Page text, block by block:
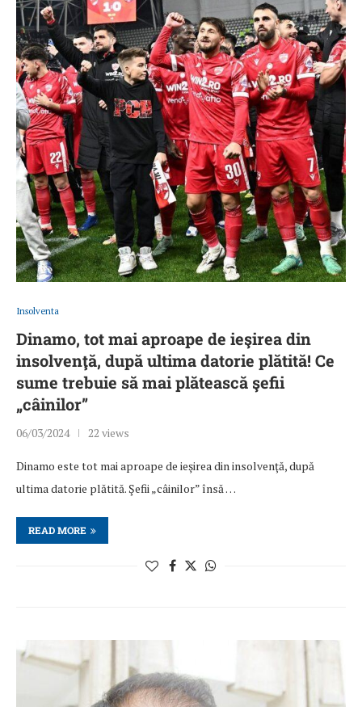
Insolventa
Dinamo, tot mai aproape de ieşirea din
insolvenţă, după ultima datorie plătită! Ce
sume trebuie să mai plătească şefii
„câinilor”
06/03/2024 22 views
Dinamo este tot mai aproape de ieşirea din insolvenţă, după
ultima datorie plătită. Şefii „câinilor” însă …
READ MORE